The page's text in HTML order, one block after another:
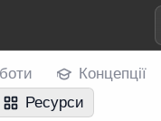
Концепції
Ресурси